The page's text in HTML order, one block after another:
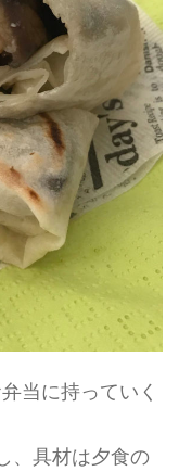
当に持っていく
、具材は夕食の